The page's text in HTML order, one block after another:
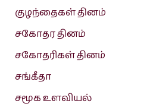
குழந்தைகள் தினம்
சகோதர தினம்
சகோதரிகள் தினம்
சங்கீதா
சமூக உளவியல்